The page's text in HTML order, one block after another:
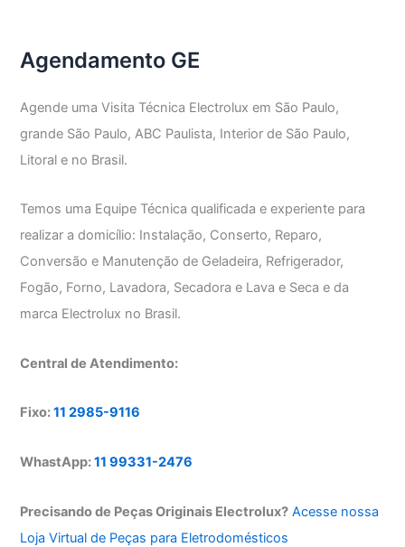
Agendamento GE
Agende uma Visita Técnica Electrolux em São Paulo,
grande São Paulo, ABC Paulista, Interior de São Paulo,
Litoral e no Brasil.
Temos uma Equipe Técnica qualificada e experiente para
realizar a domicílio: Instalação, Conserto, Reparo,
Conversão e Manutenção de Geladeira, Refrigerador,
Fogão, Forno, Lavadora, Secadora e Lava e Seca e da
marca Electrolux no Brasil.
Central de Atendimento:
Fixo:11 2985-9116
WhastApp:11 99331-2476
Precisando de Peças Originais Electrolux? Acesse nossa
Loja Virtual de Peças para Eletrodomésticos